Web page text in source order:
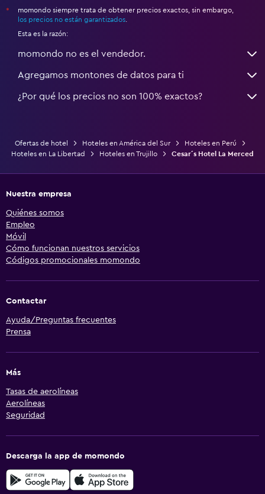
*
momondo siempre trata de obtener precios exactos, sin embargo,
los precios no están garantizados
Esta es la razón:
momondo no es el vendedor.
Agregamos montones de datos para ti
¿Por qué los precios no son 100% exactos?
Ofertas de hotel Hoteles en América del Sur
Hoteles en Perú
Hoteles en La Libertad
Hoteles en Trujillo Cesar´s Hotel La Merced
Nuestra empresa
Quiénes somos
Empleo
Móvil
Cómo funcionan nuestros servicios
Códigos promocionales momondo
Contactar
Ayuda/Preguntas frecuentes
Prensa
Más
Tasas de aerolíneas
Aerolíneas
Seguridad
Descarga la app de momondo